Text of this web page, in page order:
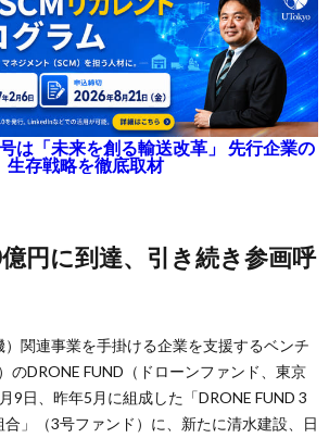
は「未来を創る輸送改革」 先行企業の
生存戦略を徹底取材
）関連事業を手掛ける企業を支援するベンチ
のDRONE FUND（ドローンファンド、東京
9日、昨年5月に組成した「DRONE FUND 3
」（3号ファンド）に、新たに清水建設、日